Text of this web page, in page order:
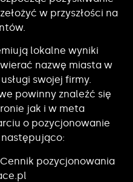
w przyszłości na
lokalne wyniki
nazwę miasta w
swojej firmy.
powinny znaleźć się
jak i w meta
o pozycjonowanie
pozycjonowania